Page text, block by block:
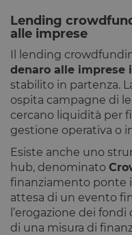
Lending
alle imprese
Il lending
denaro alle imprese
stabilito in partenza.
ospita campagne di
cercano liquidità per
gestione operativa o
Esiste anche uno
hub, denominato
finanziamento ponte
attesa di un evento
l’erogazione dei
di una misura di
Dichiarazione di
Nome
tAE
tTDe
tnsApp
tMQ